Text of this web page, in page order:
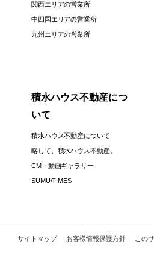
関西エリアの営業所
中四国エリアの営業所
九州エリアの営業所
積水ハウス不動産につ
いて
積水ハウス不動産について
略して、積水ハウス不動産。
CM・動画ギャラリー
SUMU/TIMES
サイトマップ お客様情報保護方針 この